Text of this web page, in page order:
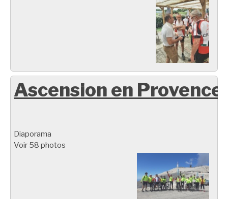
Ascension en Provence
Diaporama
Voir 58 photos